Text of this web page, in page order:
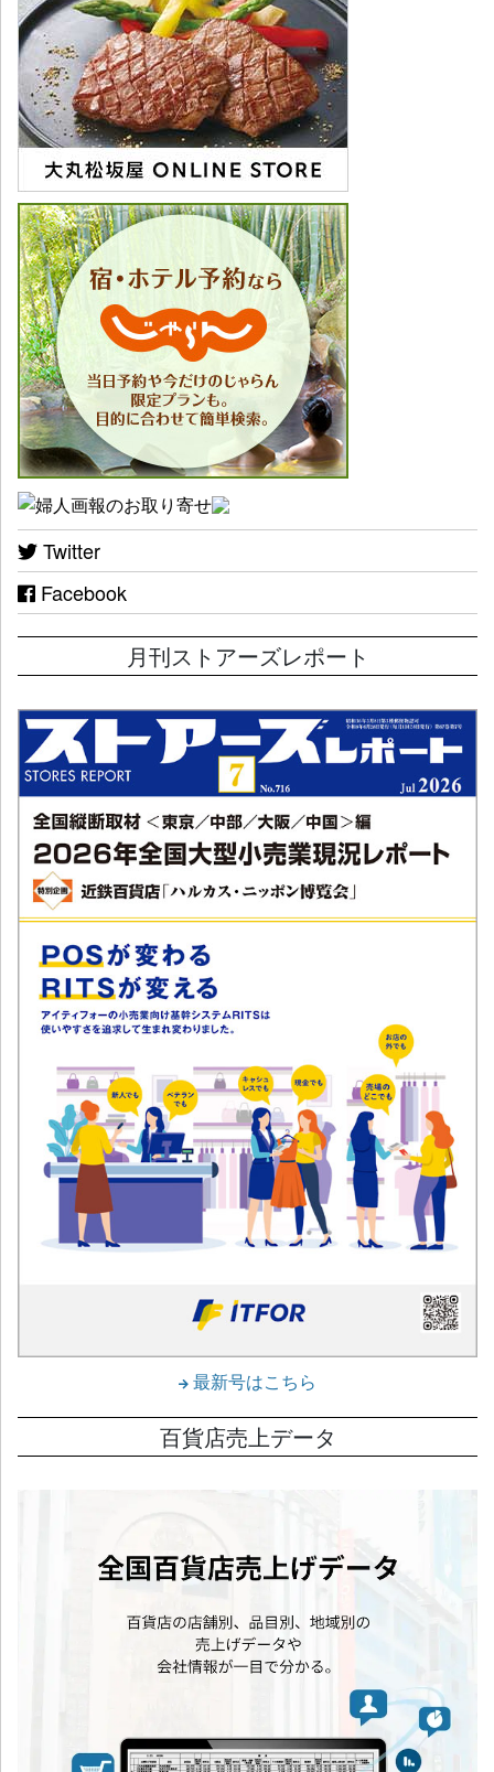
Twitter
Facebook
月刊ストアーズレポート
最新号はこちら
百貨店売上データ